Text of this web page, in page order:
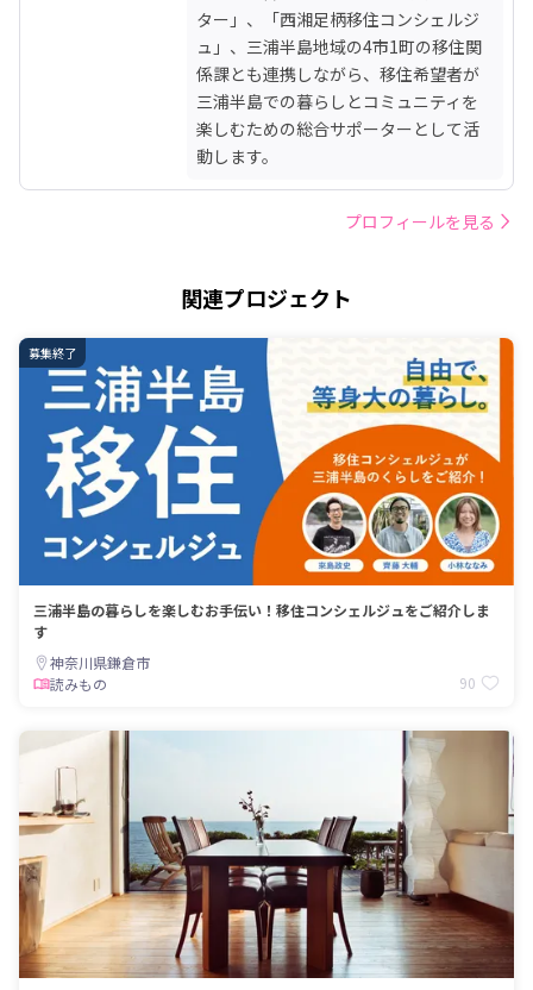
ター」、「西湘足柄移住コンシェルジ
ュ」、三浦半島地域の4市1町の移住関
係課とも連携しながら、移住希望者が
三浦半島での暮らしとコミュニティを
楽しむための総合サポーターとして活
動します。
プロフィールを見る
関連プロジェクト
募集終了
三浦半島の暮らしを楽しむお手伝い！移住コンシェルジュをご紹介しま
す
神奈川県鎌倉市
読みもの
90